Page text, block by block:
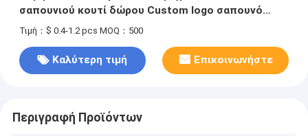
σαπουνιού κουτί δώρου Custom logo σαπουνό
συσκευασία χαρτιού κουτί χειροποίητο κουτί
Τιμή：$ 0.4-1.2 pcs MOQ：500
Καλύτερη τιμή Επικοινωνήστε
Περιγραφή Προϊόντων